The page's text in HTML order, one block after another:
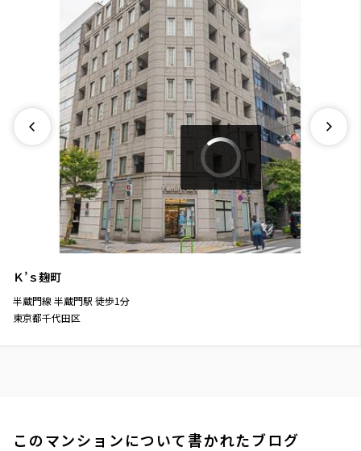
Ｋ’ｓ麹町
半蔵門線 半蔵門駅 徒歩1分
東京都千代田区
このマンションについて書かれたブログ